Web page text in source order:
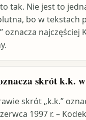
tak. Nie jest to
bo w tekstach
oznacza najczęściej
skrót k.k.
skrót „k.k.”
1997 r. –